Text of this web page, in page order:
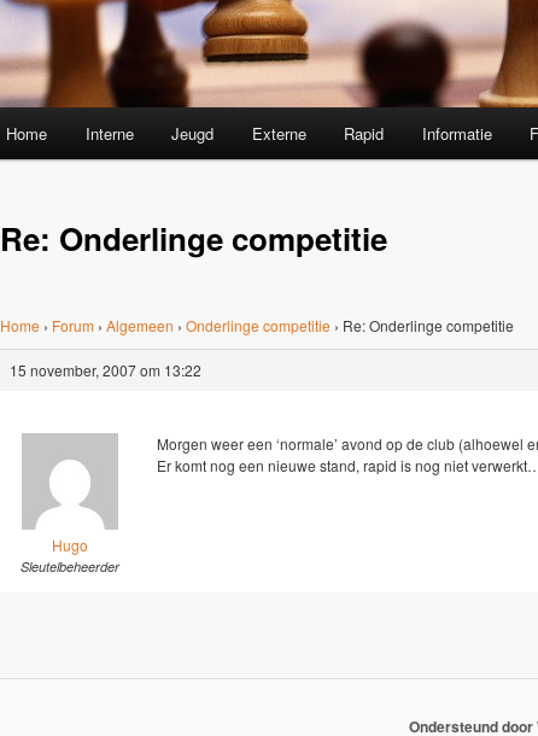
Home Interne Jeugd Externe Rapid Informatie
Re: Onderlinge competitie
Home › Forum › Algemeen › Onderlinge competitie › Re: Onderlinge competitie
15 november, 2007 om 13:22
Hugo
Sleutelbeheerder
Morgen weer een ‘normale’ avond op de club (alhoewel
Er komt nog een nieuwe stand, rapid is nog niet
Ondersteund door